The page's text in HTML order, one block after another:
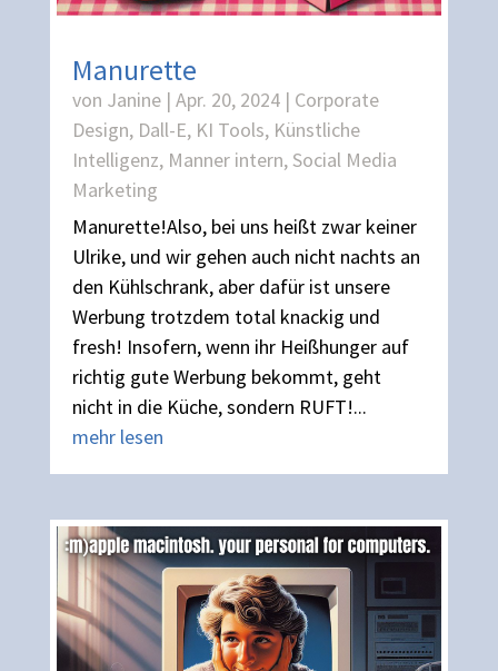
Manurette
von Janine| Apr. 20, 2024| Corporate
Design, Dall-E, KI Tools, Künstliche
Intelligenz, Manner intern,Social Media
Marketing
Manurette!Also, bei uns heißt zwar keiner
Ulrike, und wir gehen auch nicht nachts an
den Kühlschrank, aber dafür ist unsere
Werbung trotzdem total knackig und
fresh! Insofern, wenn ihr Heißhunger auf
richtig gute Werbung bekommt, geht
nicht in die Küche, sondern RUFT!...
mehr lesen